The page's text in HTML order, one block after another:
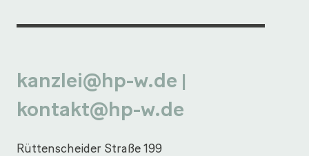
kanzlei@hp-w.de |
kontakt@hp-w.de
Rüttenscheider Straße 199